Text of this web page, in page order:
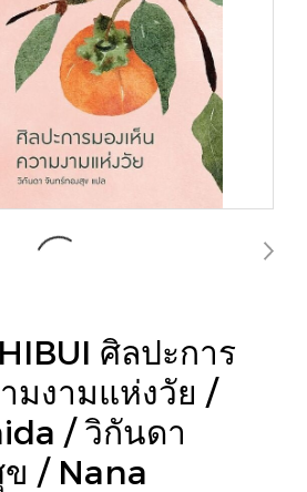
ศิลปะการ
มงามแห่งวัย /
/ วิกันดา
/ Nana